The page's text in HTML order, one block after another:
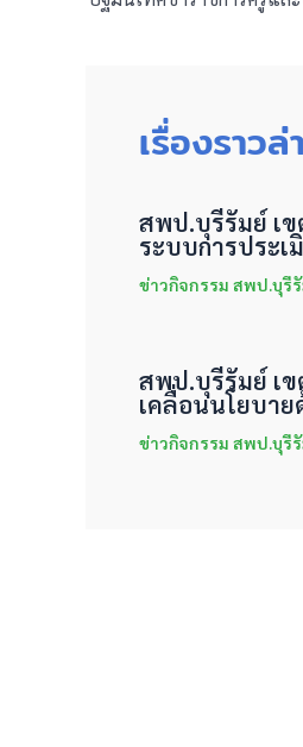
เรื่องราว
สพป.บุรีรัมย์ เข
ระบบการประเ
ข่าวกิจกรรม สพป.บุรี
สพป.บุรีรัมย์ เข
เคลื่อนนโยบา
ข่าวกิจกรรม สพป.บุรี